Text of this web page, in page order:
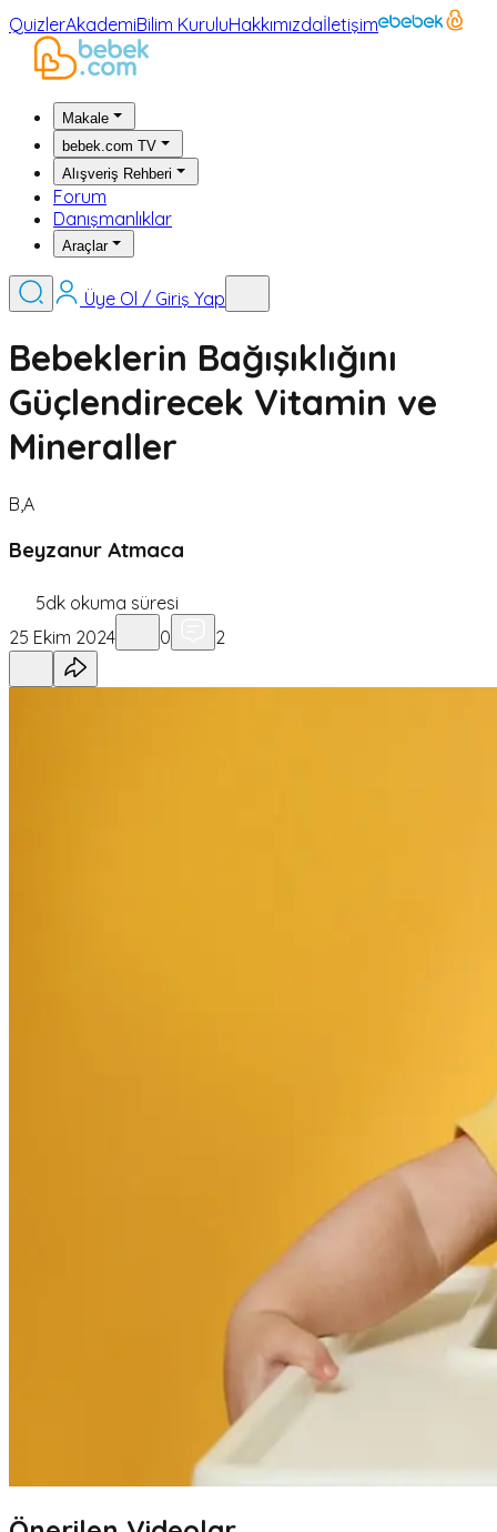
QuizlerAkademiBilim KuruluHakkımızdaİletişim
Makale
bebek.com TV
Alışveriş Rehberi
Forum
Danışmanlıklar
Araçlar
Üye Ol / Giriş Yap
Bebeklerin Bağışıklığını
Güçlendirecek Vitamin ve
Mineraller
B,A
Beyzanur Atmaca
5dk okuma süresi
25 Ekim 2024
0 2